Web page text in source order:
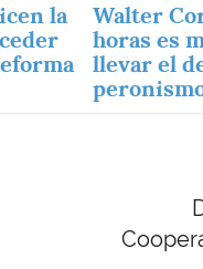
la
Walter
horas es
llevar el